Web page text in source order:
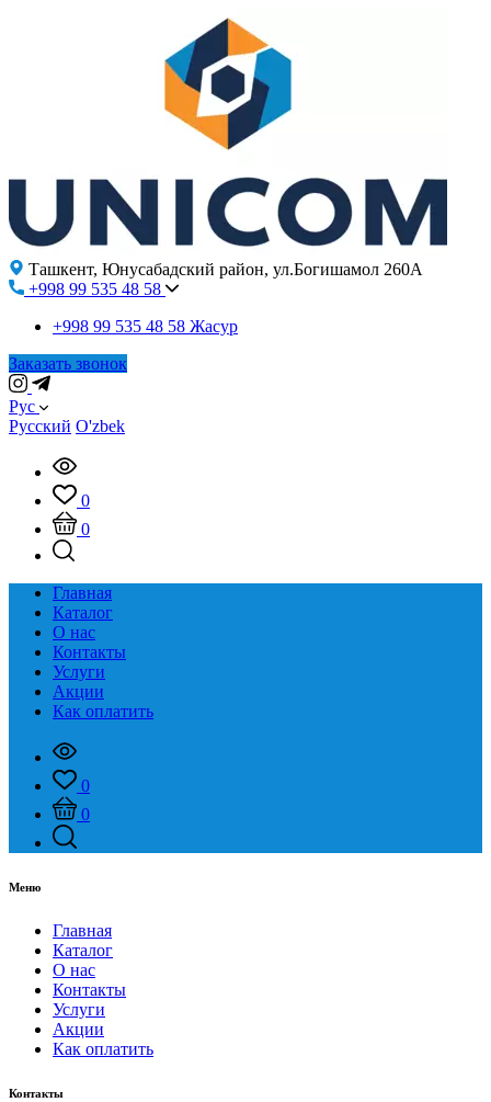
Ташкент, Юнусабадский район, ул.Богишамол 260А
+998 99 535 48 58
+998 99 535 48 58 Жасур
Заказать звонок
Рус
Русский O'zbek
0
0
Главная
Каталог
О нас
Контакты
Услуги
Акции
Как оплатить
0
0
Меню
Главная
Каталог
О нас
Контакты
Услуги
Акции
Как оплатить
Контакты